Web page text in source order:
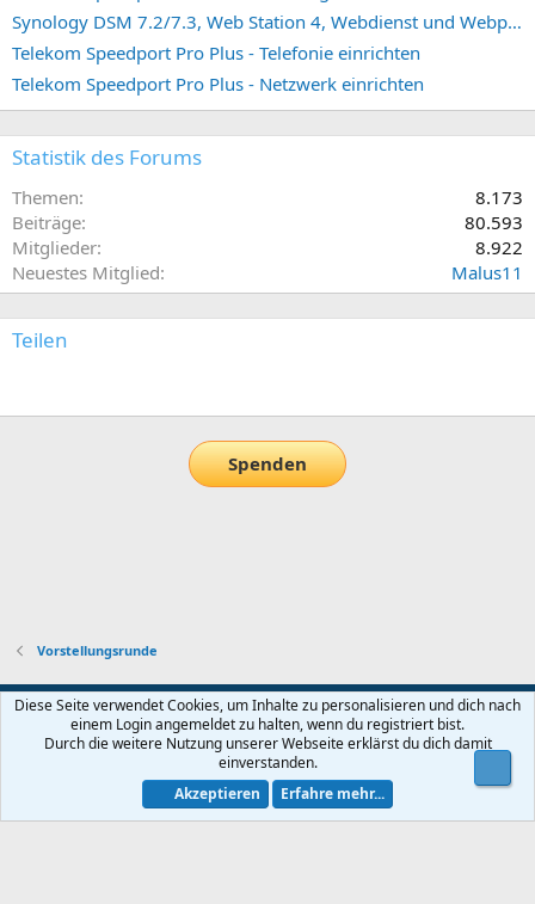
Synology DSM 7.2/7.3, Web Station 4, Webdienst und Webportal erstellen (ehemals vHost)
Telekom Speedport Pro Plus - Telefonie einrichten
Telekom Speedport Pro Plus - Netzwerk einrichten
Statistik des Forums
Themen
8.173
Beiträge
80.593
Mitglieder
8.922
Neuestes Mitglied
Malus11
Teilen
Spenden
Vorstellungsrunde
Default-Theme
Nutzungsbedingungen
Datenschutz Hilfe und Impressum Start
Community platform by XenForo® © 2010-2026 XenForo Ltd.
Diese Seite verwendet Cookies, um Inhalte zu personalisieren und dich nach
einem Login angemeldet zu halten, wenn du registriert bist.
Durch die weitere Nutzung unserer Webseite erklärst du dich damit
einverstanden.
Akzeptieren
Erfahre mehr...